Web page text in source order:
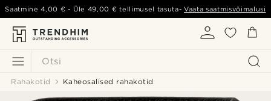
Otsi
Saatmine4,00 € - Üle 49,00 € tellimusel tasuta-Vaata saatmisvõimalusi
Rahakotid Kaheosalised rahakotid